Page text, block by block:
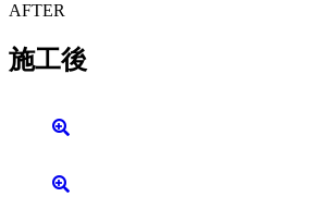
AFTER
施工後